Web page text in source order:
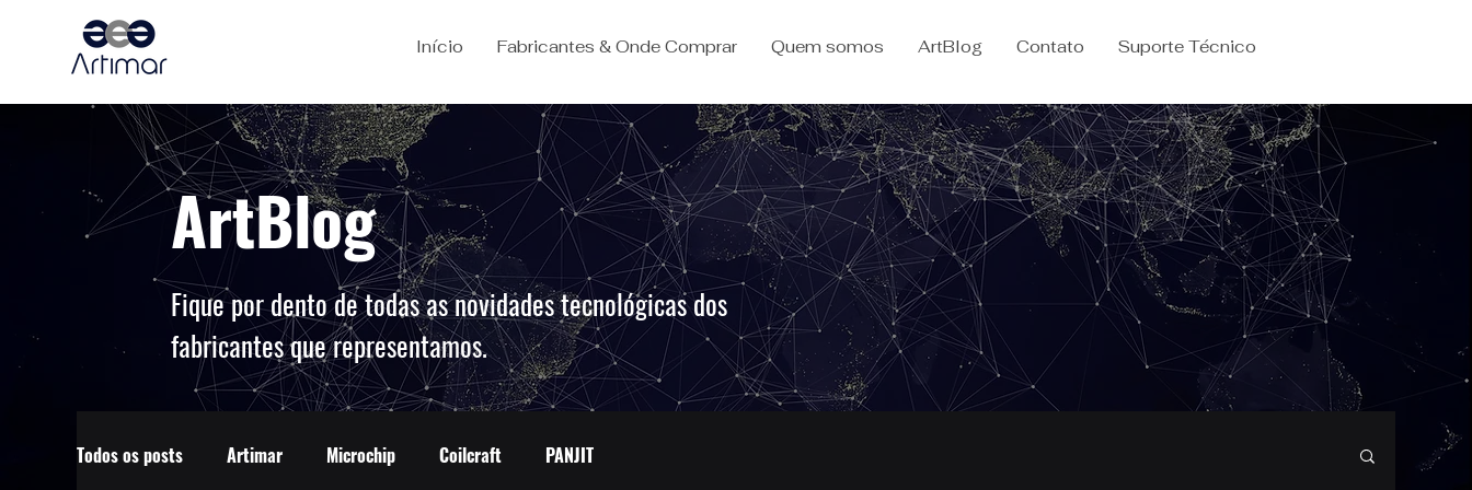
Início Fabricantes & Onde Comprar Quem somos ArtBlog Contato Suporte Técnico
ArtBlog
Fique por dento de todas as novidades tecnológicas dos
fabricantes que representamos.
Todos os posts Artimar Microchip Coilcraft PANJIT